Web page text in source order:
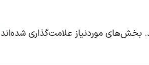
بخش‌های موردنیاز علامت‌گذاری شده‌اند